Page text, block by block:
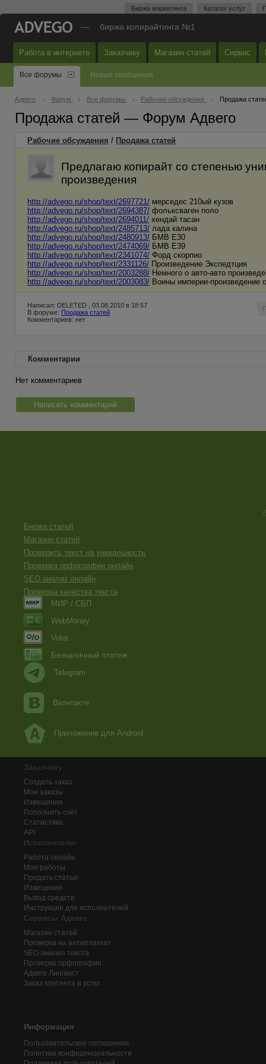
Биржа маркетинга Каталог услуг
— биржа копирайтинга №1
Работа в интернете Заказчику Магазин статей Сервис
Все форумы Новые сообщения
Адвего Форум Все форумы Рабочие обсуждения Продажа
Продажа статей — Форум Адвего
Рабочие обсуждения / Продажа статей
Предлагаю копирайт со степенью
произведения
http://advego.ru/shop/text/2697721/ мерседес 210ый кузов
http://advego.ru/shop/text/2694387/ фольксваген поло
http://advego.ru/shop/text/2694011/ хендай тасан
http://advego.ru/shop/text/2485713/ лада калина
http://advego.ru/shop/text/2480913/ БМВ Е30
http://advego.ru/shop/text/2474069/ БМВ Е39
http://advego.ru/shop/text/2341074/ Форд скорпио
http://advego.ru/shop/text/2331126/ Произведение Экспедтция
http://advego.ru/shop/text/2003288/ Немного о авто-авто
http://advego.ru/shop/text/2003083/ Воины империи-произведение
Написал: DELETED , 03.08.2010 в 18:57
В форуме: Продажа статей
Комментариев: нет
Комментарии
Нет комментариев
Написать комментарий
Биржа статей
Магазин статей
Проверить текст на уникальность
Проверка орфографии онлайн
SEO анализ онлайн
Проверка качества текста
МИР / СБП
WebMoney
Volet
Безналичный платеж
Telegram
Вконтакте
Приложение для Android
Заказчику
Создать заказ
Мои заказы
Извещения
Пополнить счёт
Статистика
API
Исполнителю
Работа онлайн
Мои работы
Продать статью
Извещения
Вывод средств
Инструкции для исполнителей
Сервисы Адвего
Магазин статей
Проверка на антиплагиат
SEO-анализ текста
Проверка орфографии
Адвего Лингвист
Заказ контента и услуг
Информация
Пользовательское соглашение
Политика конфиденциальности